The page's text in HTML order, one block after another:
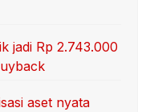
jadi Rp 2.743.000
aset nyata